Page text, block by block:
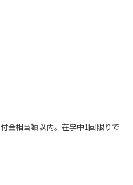
金相当額以内。在学中1回限りで